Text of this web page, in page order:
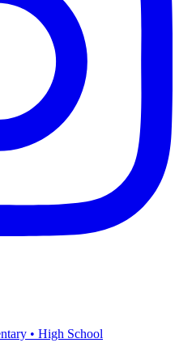
• High School